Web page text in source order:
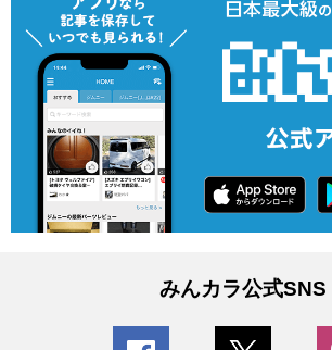
みんカラ公式SNS